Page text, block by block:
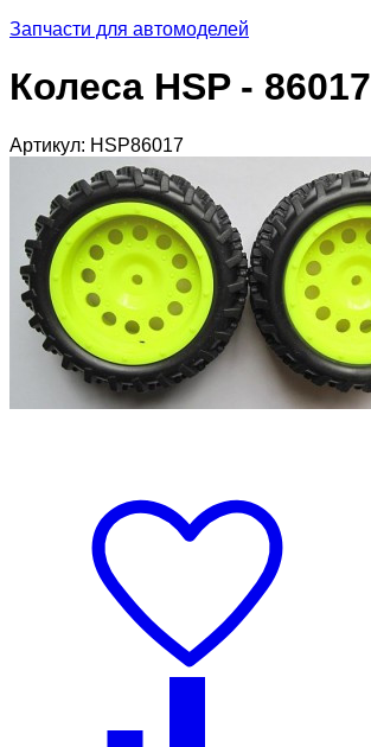
Запчасти для автомоделей
Колеса HSP - 86017
Артикул: HSP86017